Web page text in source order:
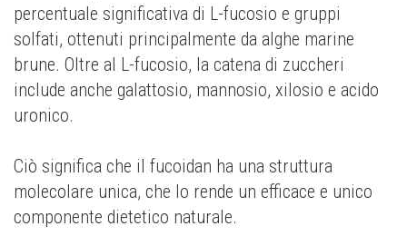
percentuale significativa di L-fucosio e gruppi
solfati, ottenuti principalmente da alghe marine
brune. Oltre al L-fucosio, la catena di zuccheri
include anche galattosio, mannosio, xilosio e acido
uronico.
Ciò significa che il fucoidan ha una struttura
molecolare unica, che lo rende un efficace e unico
componente dietetico naturale.